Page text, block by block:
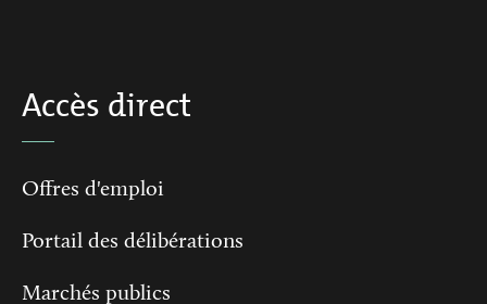
Accès direct
Offres d'emploi
Portail des délibérations
Marchés publics